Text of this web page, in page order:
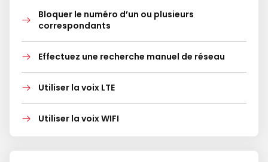
Bloquer le numéro d’un ou plusieurs
correspondants
Effectuez une recherche manuel de réseau
Utiliser la voix LTE
Utiliser la voix WIFI